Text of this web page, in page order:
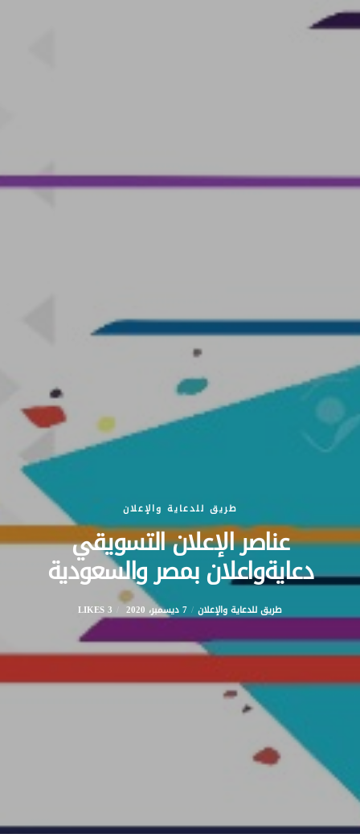
طريق للدعاية والإعلان
عناصر الإعلان التسويقي
دعايةواعلان بمصر والسعودية
طريق للدعاية والإعلان 7 ديسمبر، 2020 3 LIKES